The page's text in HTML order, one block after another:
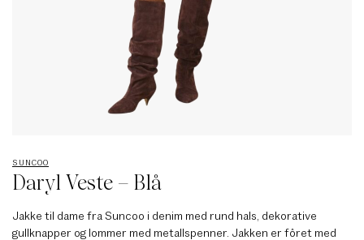
SUNCOO
Daryl Veste – Blå
Jakke til dame fra Suncoo i denim med rund hals, dekorative
gullknapper og lommer med metallspenner. Jakken er fôret med